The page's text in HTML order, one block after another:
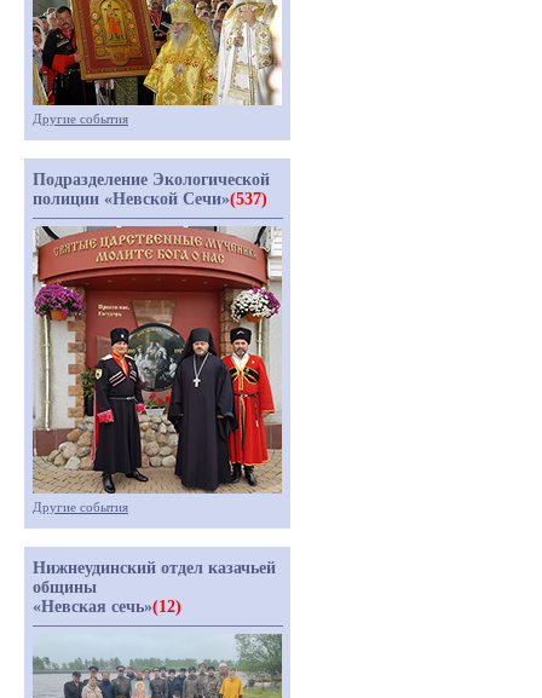
Другие события
Подразделение Экологической
полиции «Невской Сечи»(537)
Другие события
Нижнеудинский отдел казачьей
общины
«Невская сечь»(12)